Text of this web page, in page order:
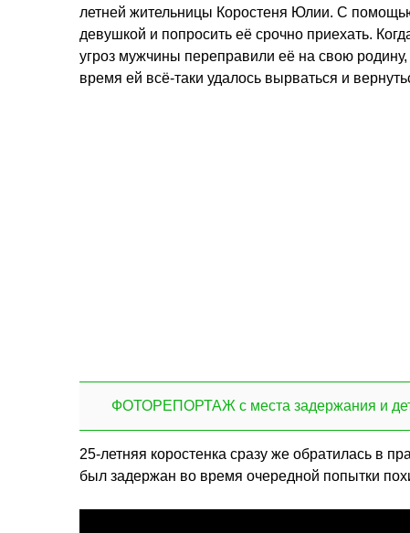
летней жительницы Коростеня Юлии. С
девушкой и попросить её срочно приехать.
угроз мужчины переправили её на свою
время ей всё-таки удалось вырваться и
ФОТОРЕПОРТАЖ с места задержания и
25-летняя коростенка сразу же обратилась в
был задержан во время очередной попытки